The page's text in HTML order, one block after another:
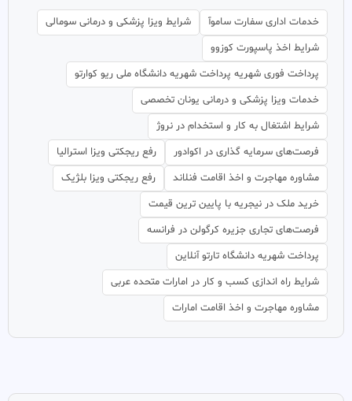
خدمات اداری سفارت ساموآ
شرایط ویزا پزشکی و درمانی سومالی
شرایط اخذ پاسپورت کوزوو
پرداخت فوری شهریه پرداخت شهریه دانشگاه ملی ریو کوارتو
خدمات ویزا پزشکی و درمانی یونان تخصصی
شرایط اشتغال به کار و استخدام در نروژ
فرصت‌های سرمایه گذاری در اکوادور
رفع ریجکتی ویزا استرالیا
مشاوره مهاجرت و اخذ اقامت فنلاند
رفع ریجکتی ویزا بلژیک
خرید ملک در نیجریه با پایین ترین قیمت
فرصت‌های تجاری جزیره کرگولن در فرانسه
پرداخت شهریه دانشگاه تارتو آنلاین
شرایط راه اندازی کسب و کار در امارات متحده عربی
مشاوره مهاجرت و اخذ اقامت امارات